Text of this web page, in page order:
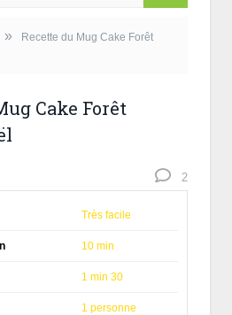
»
Recette du Mug Cake Forêt
Cake Forêt
2
Très facile
10 min
1 min 30
1 personne